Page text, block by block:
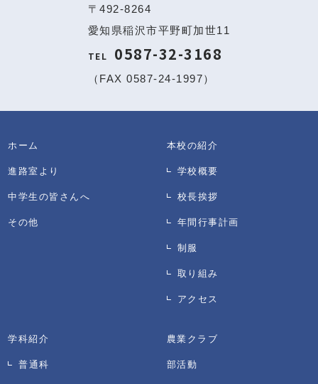
〒492-8264
愛知県稲沢市平野町加世11
TEL 0587-32-3168
（FAX 0587-24-1997）
ホーム
進路室より
中学生の皆さんへ
その他
本校の紹介
学校概要
校長挨拶
年間行事計画
制服
取り組み
アクセス
学科紹介
普通科
農業クラブ
部活動